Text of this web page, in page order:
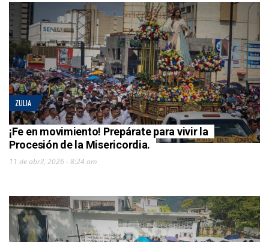
ZULIA
¡Fe en movimiento! Prepárate para vivir la
Procesión de la Misericordia.
11 de abril, 2026 - 8:24 am